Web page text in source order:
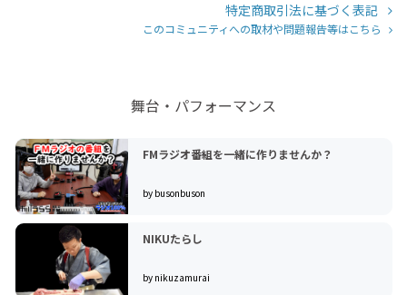
特定商取引法に基づく表記
このコミュニティへの取材や問題報告等はこちら
舞台・パフォーマンス
FMラジオ番組を一緒に作りませんか？
by busonbuson
NIKUたらし
by nikuzamurai